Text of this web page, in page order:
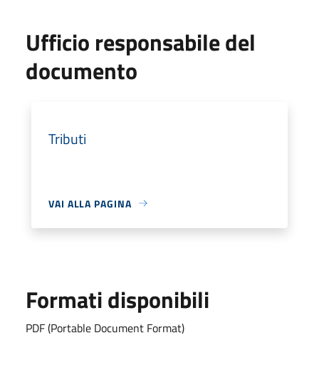
Ufficio responsabile del
documento
Tributi
VAI ALLA PAGINA
Formati disponibili
PDF (Portable Document Format)